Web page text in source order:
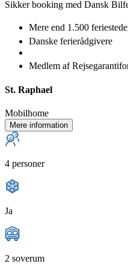
Sikker booking med Dansk
Mere end 1.500
Danske ferierådgivere
Medlem af
St. Raphael
Mobilhome
Mere information
4 personer
Ja
2 soverum